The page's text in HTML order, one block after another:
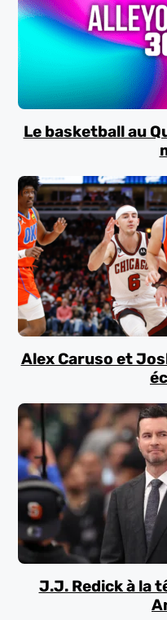
Le basketball au
Alex Caruso et
J.J. Redick à la